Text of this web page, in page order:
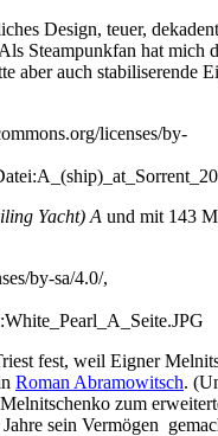
Design, teuer,
Steampunkfan hat
aber auch stabiliserende
licenses/by-
Yacht) A und mit 143
by-sa/4.0/,
fest, weil Eigner
Roman Abramowitsch.
zum
sein Vermögen